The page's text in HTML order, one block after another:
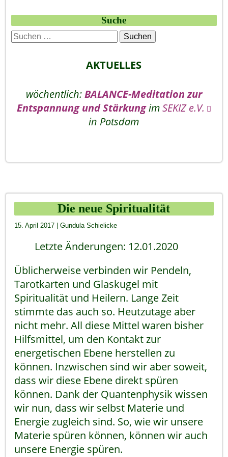
Suche
Suchen
nach:
AKTUELLES
wöchentlich:BALANCE-Meditation zur
Entspannung und StärkungimSEKIZ e.V.
in Potsdam
Die neue Spiritualität
15. April 2017 |Gundula Schielicke
Letzte Änderungen: 12.01.2020
Üblicherweise verbinden wir Pendeln,
Tarotkarten und Glaskugel mit
Spiritualität und Heilern. Lange Zeit
stimmte das auch so. Heutzutage aber
nicht mehr. All diese Mittel waren bisher
Hilfsmittel, um den Kontakt zur
energetischen Ebene herstellen zu
können. Inzwischen sind wir aber soweit,
dass wir diese Ebene direkt spüren
können. Dank der Quantenphysik wissen
wir nun, dass wir selbst Materie und
Energie zugleich sind. So, wie wir unsere
Materie spüren können, können wir auch
unsere Energie spüren.